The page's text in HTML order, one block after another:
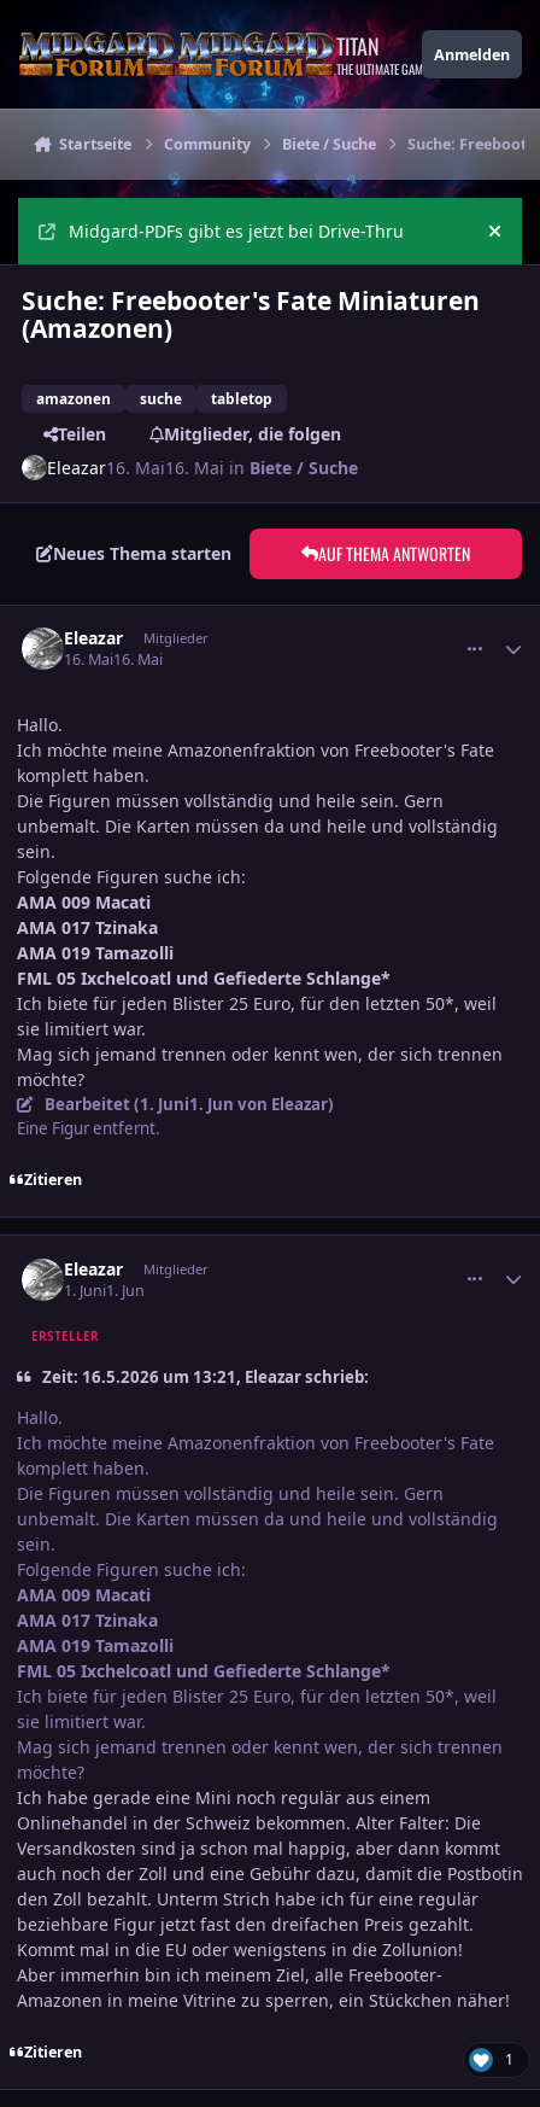
TITAN
THE ULTIMATE GAMING THEME
Anmelden
Startseite Community Biete / Suche Suche:
Midgard-PDFs gibt es jetzt bei Drive-Thru
Suche: Freebooter's Fate Miniaturen
(Amazonen)
amazonen suche tabletop
Teilen
Mitglieder, die folgen
Eleazar16. Mai16. Mai in Biete / Suche
Neues Thema starten AUF THEMA ANTWORTEN
Eleazar Mitglieder
16. Mai16. Mai
Hallo.
Ich möchte meine Amazonenfraktion von Freebooter's Fate
komplett haben.
Die Figuren müssen vollständig und heile sein. Gern
unbemalt. Die Karten müssen da und heile und vollständig
sein.
Folgende Figuren suche ich:
AMA 009 Macati
AMA 017 Tzinaka
AMA 019 Tamazolli
FML 05 Ixchelcoatl und Gefiederte Schlange*
Ich biete für jeden Blister 25 Euro, für den letzten 50*, weil
sie limitiert war.
Mag sich jemand trennen oder kennt wen, der sich trennen
möchte?
Bearbeitet (1. Juni1. Jun von Eleazar)
Eine Figur entfernt.
Zitieren
Eleazar Mitglieder
1. Juni1. Jun
ERSTELLER
Zeit: 16.5.2026 um 13:21, Eleazar schrieb:
Hallo.
Ich möchte meine Amazonenfraktion von Freebooter's Fate
komplett haben.
Die Figuren müssen vollständig und heile sein. Gern
unbemalt. Die Karten müssen da und heile und vollständig
sein.
Folgende Figuren suche ich:
AMA 009 Macati
AMA 017 Tzinaka
AMA 019 Tamazolli
FML 05 Ixchelcoatl und Gefiederte Schlange*
Ich biete für jeden Blister 25 Euro, für den letzten 50*, weil
sie limitiert war.
Mag sich jemand trennen oder kennt wen, der sich trennen
möchte?
Ich habe gerade eine Mini noch regulär aus einem
Onlinehandel in der Schweiz bekommen. Alter Falter: Die
Versandkosten sind ja schon mal happig, aber dann kommt
auch noch der Zoll und eine Gebühr dazu, damit die Postbotin
den Zoll bezahlt. Unterm Strich habe ich für eine regulär
beziehbare Figur jetzt fast den dreifachen Preis gezahlt.
Kommt mal in die EU oder wenigstens in die Zollunion!
Aber immerhin bin ich meinem Ziel, alle Freebooter-
Amazonen in meine Vitrine zu sperren, ein Stückchen näher!
Zitieren 1